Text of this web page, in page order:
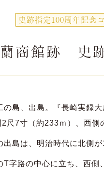
史跡指定100周年記念
蘭商館跡 史
の島、出島。『長崎実録
尺7寸（約233ｍ）、西側
島は、明治時代に北側
T字路の中心に立ち、西側